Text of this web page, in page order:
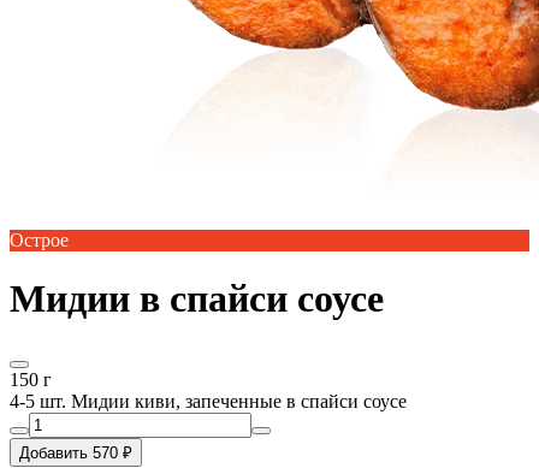
Острое
Мидии в спайси соусе
150 г
4-5 шт. Мидии киви, запеченные в спайси соусе
Добавить 570 ₽